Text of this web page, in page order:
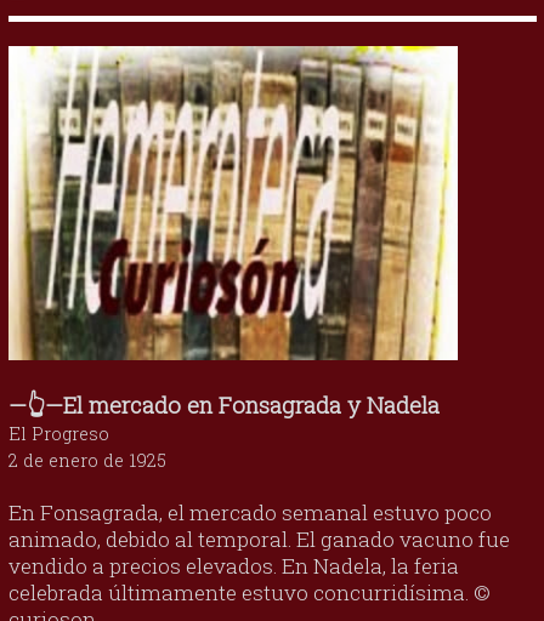
—👆—El mercado en Fonsagrada y Nadela
El Progreso
2 de enero de 1925
En Fonsagrada, el mercado semanal estuvo poco
animado, debido al temporal. El ganado vacuno fue
vendido a precios elevados. En Nadela, la feria
celebrada últimamente estuvo concurridísima. ©